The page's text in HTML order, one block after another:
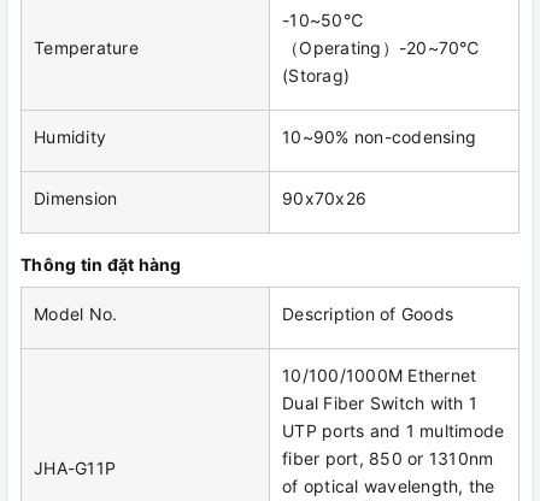
Temperature
-10~50℃
（Operating）-20~70℃
(Storag)
Humidity 10~90% non-codensing
Dimension 90x70x26
Thông tin đặt hàng
Model No. Description of Goods
JHA-G11P
10/100/1000M Ethernet
Dual Fiber Switch with 1
UTP ports and 1 multimode
fiber port, 850 or 1310nm
of optical wavelength, the